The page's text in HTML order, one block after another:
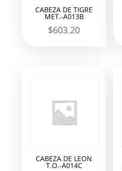
CABEZA DE TIGRE
MET.-A013B
$603.20
CABEZA DE LEON
T.O.-A014C